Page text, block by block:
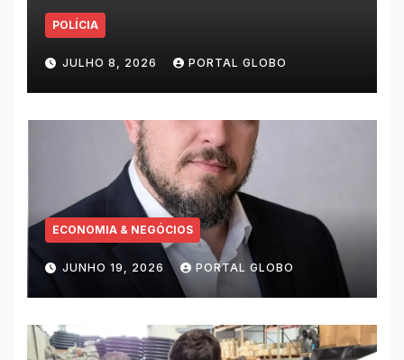
POLÍCIA
JULHO 8, 2026 PORTAL GLOBO
ECONOMIA & NEGÓCIOS
JUNHO 19, 2026 PORTAL GLOBO